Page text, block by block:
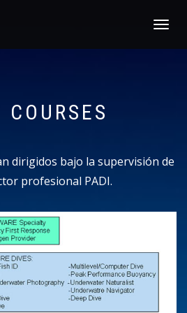
Toggle
COURSES
dirigidos bajo la supervisión de
profesional PADI.